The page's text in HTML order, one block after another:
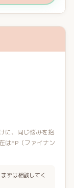
に、同じ悩みを抱
はFP（ファイナン
ずは相談してく